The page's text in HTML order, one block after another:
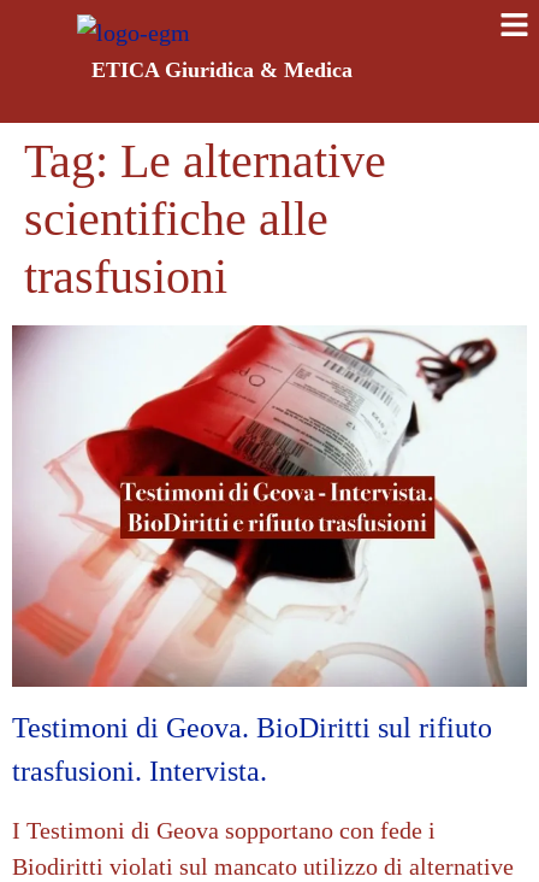
ETICA Giuridica & Medica
Tag: Le alternative
scientifiche alle
trasfusioni
Testimoni di Geova. BioDiritti sul rifiuto
trasfusioni. Intervista.
I Testimoni di Geova sopportano con fede i
Biodiritti violati sul mancato utilizzo di alternative